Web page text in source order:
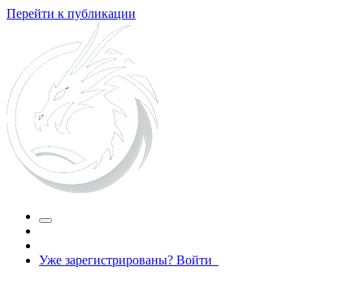
Перейти к публикации
Уже зарегистрированы? Войти